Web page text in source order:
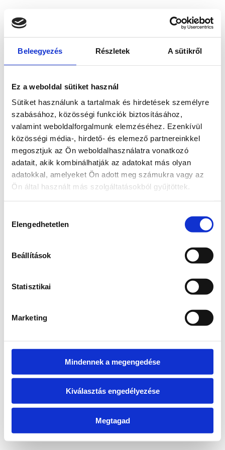
Beleegyezés Részletek A sütikről
Ez a weboldal sütiket használ
Sütiket használunk a tartalmak és hirdetések személyre
szabásához, közösségi funkciók biztosításához,
valamint weboldalforgalmunk elemzéséhez. Ezenkívül
közösségi média-, hirdető- és elemező partnereinkkel
megosztjuk az Ön weboldalhasználatra vonatkozó
adatait, akik kombinálhatják az adatokat más olyan
adatokkal, amelyeket Ön adott meg számukra vagy az
Ön által használt más szolgáltatásokból gyűjtöttek.
kiválasztása
Elengedhetetlen
Beállítások
Statisztikai
Marketing
Mindennek a megengedése
Kiválasztás engedélyezése
Megtagad
loadingwww.bicapp.hu
(see the browser console for more